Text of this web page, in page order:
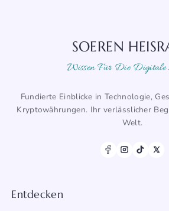
SOEREN
Wissen Für Die Digitale
Fundierte Einblicke in Technologie,
Kryptowährungen. Ihr verlässlicher
Welt.
Entdecken